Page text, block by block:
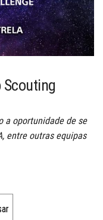
Scouting
a oportunidade de se
entre outras equipas